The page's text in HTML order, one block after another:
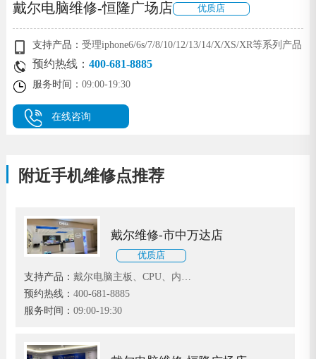
戴尔电脑维修-恒隆广场店 优质店
支持产品：受理iphone6/6s/7/8/10/12/13/14/X/XS/XR等系列产品
预约热线：400-681-8885
服务时间：09:00-19:30
在线咨询
附近手机维修点推荐
戴尔维修-市中万达店
优质店
支持产品： 戴尔电脑主板、CPU、内
存、显卡、声卡、硬盘、光驱、系统等
故障维修
预约热线： 400-681-8885
服务时间： 09:00-19:30